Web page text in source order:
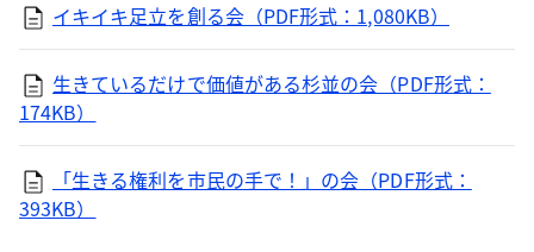
イキイキ足立を創る会（PDF形式：1,080KB）
生きているだけで価値がある杉並の会（PDF形式：
174KB）
「生きる権利を市民の手で！」の会（PDF形式：
393KB）